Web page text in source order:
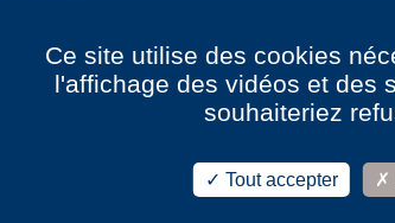
MW
Ce site utilise des cookies
l'affichage des vidéos et des
souhaiteriez
Tout accepter